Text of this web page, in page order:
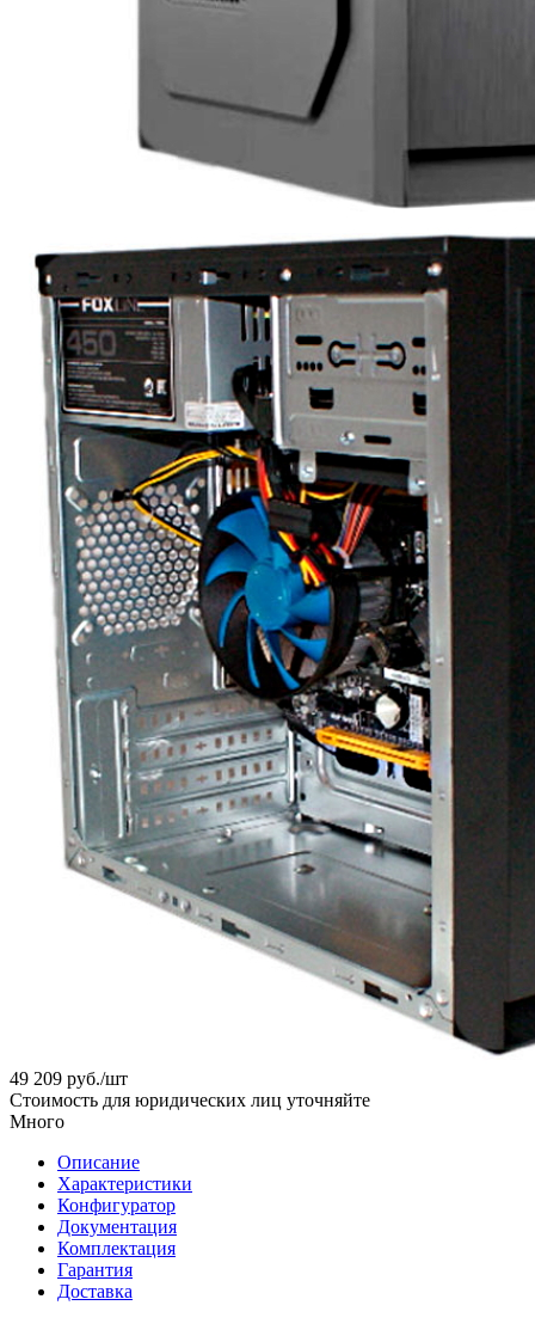
49 209 руб./шт
Стоимость для юридических лиц уточняйте
Много
Описание
Характеристики
Конфигуратор
Документация
Комплектация
Гарантия
Доставка